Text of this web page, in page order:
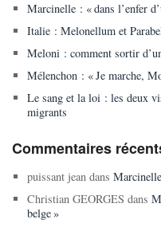
Marcinelle : « dans l’enfer
Italie : Melonellum et
Meloni : comment sortir
Mélenchon : « Je marche,
Le sang et la loi : les deux
migrants
Commentaires
puissant jeandans
Christian GEORGES dans
belge »